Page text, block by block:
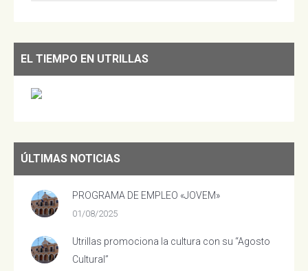
EL TIEMPO EN UTRILLAS
ÚLTIMAS NOTICIAS
PROGRAMA DE EMPLEO «JOVEM»
01/08/2025
Utrillas promociona la cultura con su “Agosto
Cultural”